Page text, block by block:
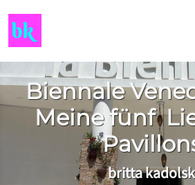
Biennale
Meine fünf
britta